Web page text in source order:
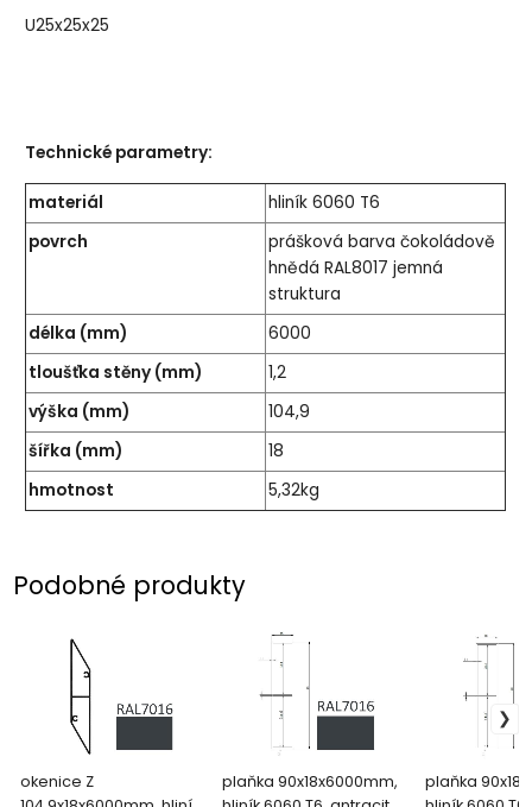
U25x25x25
Technické parametry:
materiál
hliník 6060 T6
povrch
prášková barva čokoládově
hnědá RAL8017 jemná
struktura
délka (mm)
6000
tloušťka stěny (mm)
1,2
výška (mm)
104,9
šířka (mm)
18
hmotnost
5,32kg
Podobné produkty
okenice Z
plaňka 90x18x6000mm,
plaňka